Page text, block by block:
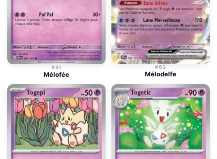
#81
Mélofée
#82
Mélodelfe